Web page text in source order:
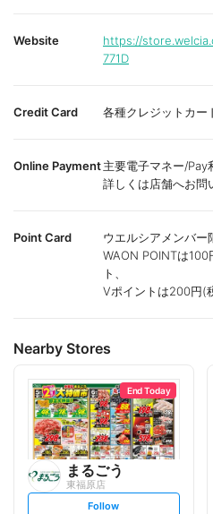
Website
https://
771D
Credit Card 各種クレジットカー
Online Payment主要電子マネー/Pay
詳しくは店舗へお問
Point Card
ウエルシアメンバー
WAON POINTは
ト、
Vポイントは200円(
Nearby Stores
End Today
まるごう
東福原店
s
Follow